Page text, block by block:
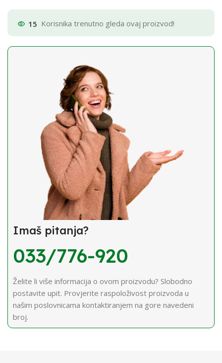
15 Korisnika trenutno gleda ovaj proizvod!
Imaš pitanja?
033/776-920
Želite li više informacija o ovom proizvodu? Slobodno
postavite upit. Provjerite raspoloživost proizvoda u
našim poslovnicama kontaktiranjem na gore navedeni
broj.